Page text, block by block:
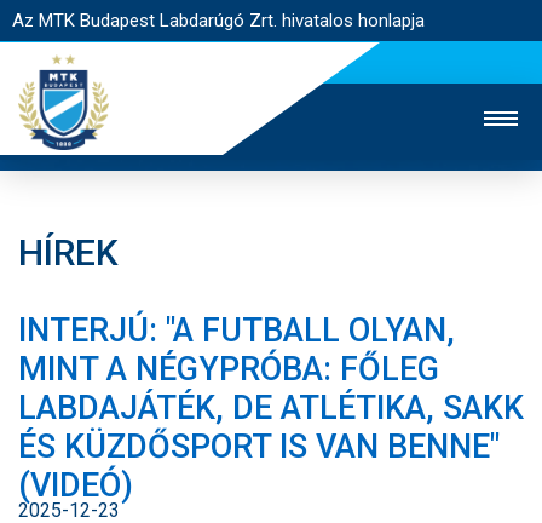
Az MTK Budapest Labdarúgó Zrt. hivatalos honlapja
JEGYÉRTÉKESÍTÉS
WEBSHOP
STADION
EGYESÜLET
KAPCSOLAT
NYITÓLAP
HÍREK
INTERJÚ: "A FUTBALL OLYAN,
MINT A NÉGYPRÓBA: FŐLEG
LABDAJÁTÉK, DE ATLÉTIKA, SAKK
ÉS KÜZDŐSPORT IS VAN BENNE"
(VIDEÓ)
2025-12-23